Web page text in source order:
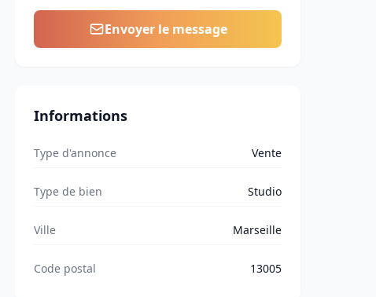
Envoyer le message
Informations
Type d'annonce Vente
Type de bien Studio
Ville Marseille
Code postal 13005